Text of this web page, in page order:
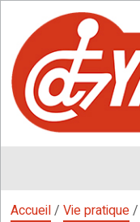
contenu
Accueil/ Vie pratique/